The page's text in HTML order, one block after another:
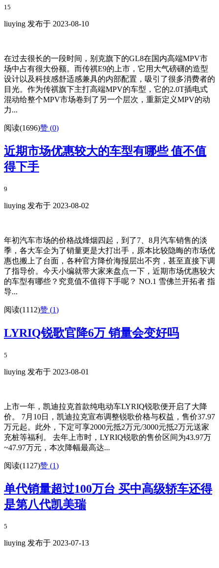
15
liuying 发布于 2023-08-10
在过去很长的一段时间，别克旗下的GL8在国内高端MPV市
场中占有很大份额。而传祺E9的上市，它用大气磅礴的造型
设计以及科技感舒适感兼具的内部配置，吸引了很多消费者的
目光。作为传祺旗下主打高端MPV的车型，它的2.0T插电式
混动给整个MPV市场卷到了另一个层次，重新定义MPV的动
力...
阅读(1696)赞 (0)
近期市场优惠较大的车型有哪些 值不值
得下手
9
liuying 发布于 2023-08-02
年初汽车市场的价格战烽烟四起，到了7、8月汽车销售的淡
季，各大车企为了销量更是大打出手，原本比较隐晦的市场优
惠也搬上了台面，各种官方降价海报层出不穷，甚至直接下调
了指导价。今天小编就带大家来盘点一下，近期市场优惠较大
的车型有哪些？究竟值不值得下手呢？ NO.1 雪佛兰开拓者 指
导...
阅读(1112)赞 (1)
LYRIQ锐歌官降6万 销量会变好吗
5
liuying 发布于 2023-08-01
上市一年，凯迪拉克首款纯电动车LYRIQ锐歌便开启了大降
价。 7月10日，凯迪拉克宣布调整锐歌价格与权益，售价37.97
万元起。此外，下定可享2000元抵2万元/3000元抵2万元送家
充桩等福利。 去年上市时，LYRIQ锐歌的售价区间为43.97万
~47.97万元，本次降幅最高达...
阅读(1127)赞 (1)
单代销量超过100万台 买中高级轿车还得
是第八代凯美瑞
5
liuying 发布于 2023-07-13